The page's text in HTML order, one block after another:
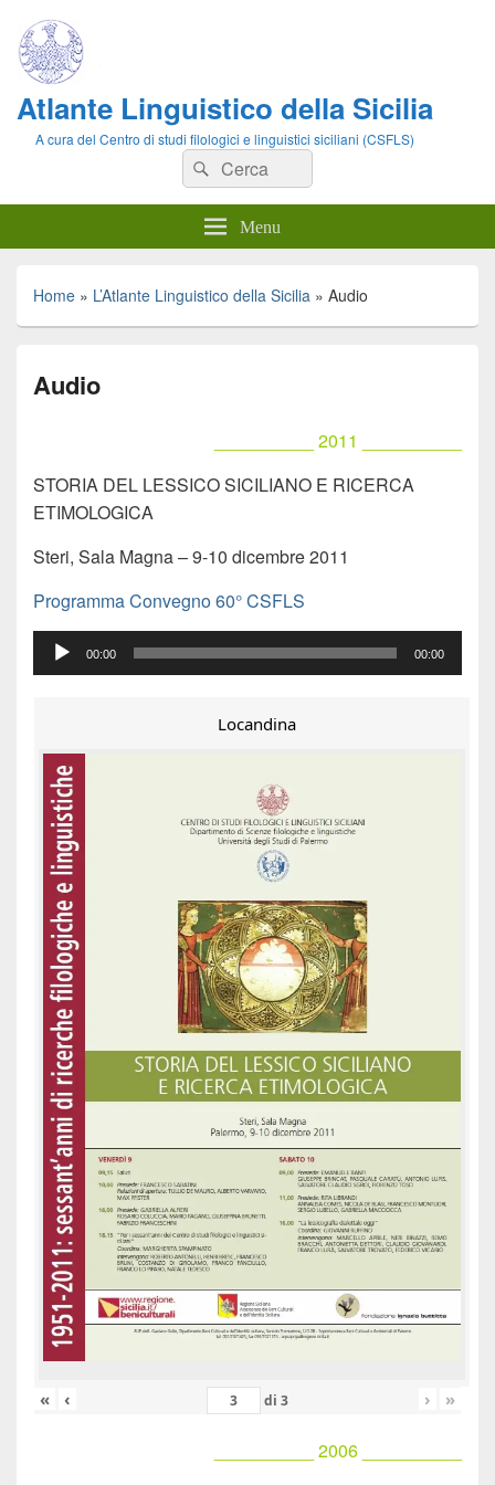
Atlante Linguistico della Sicilia
A cura del Centro di studi filologici e linguistici siciliani (CSFLS)
Cerca:Cerca
Menu
Home » L’Atlante Linguistico della Sicilia » Audio
Audio
__________ 2011 __________
STORIA DEL LESSICO SICILIANO E RICERCA
ETIMOLOGICA
Steri, Sala Magna – 9-10 dicembre 2011
Programma Convegno 60° CSFLS
Audio
Player
00:00 00:00
Locandina
« ‹ di 3 › »
__________ 2006 __________